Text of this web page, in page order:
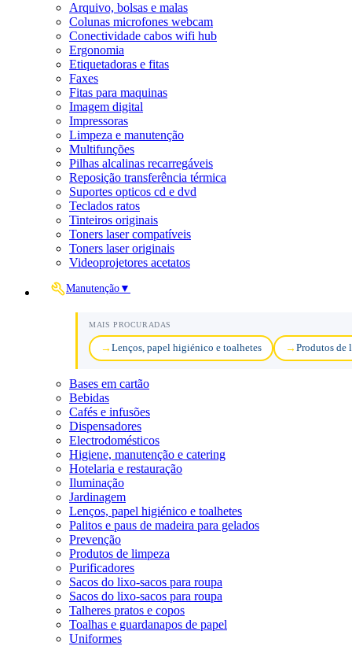
Arquivo, bolsas e malas
Colunas microfones webcam
Conectividade cabos wifi hub
Ergonomia
Etiquetadoras e fitas
Faxes
Fitas para maquinas
Imagem digital
Impressoras
Limpeza e manutenção
Multifunções
Pilhas alcalinas recarregáveis
Reposição transferência térmica
Suportes opticos cd e dvd
Teclados ratos
Tinteiros originais
Toners laser compatíveis
Toners laser originais
Videoprojetores acetatos
Manutenção ▼
MAIS PROCURADAS
Lenços, papel higiénico e toalhetes Produtos de
Bases em cartão
Bebidas
Cafés e infusões
Dispensadores
Electrodomésticos
Higiene, manutenção e catering
Hotelaria e restauração
Iluminação
Jardinagem
Lenços, papel higiénico e toalhetes
Palitos e paus de madeira para gelados
Prevenção
Produtos de limpeza
Purificadores
Sacos do lixo-sacos para roupa
Sacos do lixo-sacos para roupa
Talheres pratos e copos
Toalhas e guardanapos de papel
Uniformes